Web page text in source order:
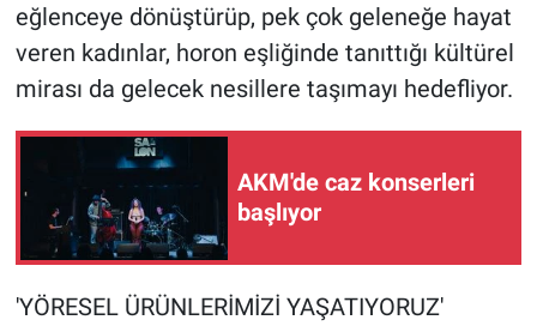
eğlenceye dönüştürüp, pek çok geleneğe hayat
veren kadınlar, horon eşliğinde tanıttığı kültürel
mirası da gelecek nesillere taşımayı hedefliyor.
AKM'de caz konserleri
başlıyor
'YÖRESEL ÜRÜNLERİMİZİ YAŞATIYORUZ'